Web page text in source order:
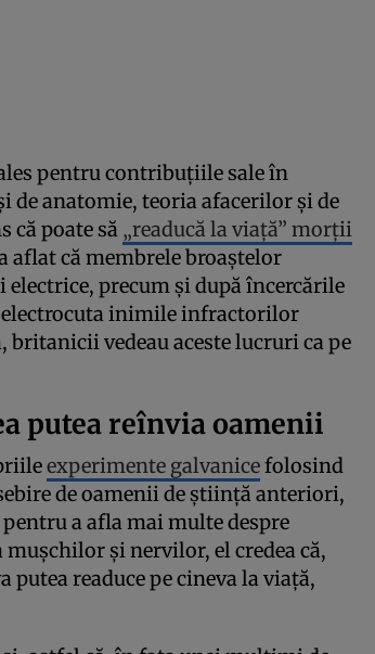
pentru contribuțiile sale în
de anatomie, teoria afacerilor și de
că poate să „readucă la viață” morții
aflat că membrele broaștelor
precum și după încercările
electrocuta inimile infractorilor
britanicii vedeau aceste lucruri ca pe
putea reînvia oamenii
experimente galvanicefolosind
de oamenii de știință anteriori,
a afla mai multe despre
și nervilor, el credea că,
putea readuce pe cineva la viață,